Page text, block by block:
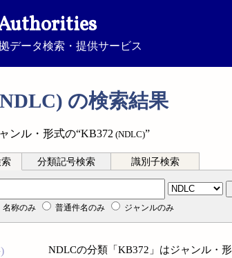
データ検索・提供サービス
の検索結果
ンル・形式の“KB372 (NDLC)”
分類記号検索 識別子検索
名称のみ 普通件名のみ ジャンルのみ
NDLCの分類「KB372」はジャンル・